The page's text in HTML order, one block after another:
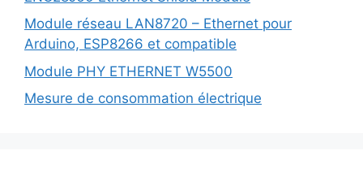
Module réseau LAN8720 – Ethernet pour
Arduino, ESP8266 et compatible
Module PHY ETHERNET W5500
Mesure de consommation électrique